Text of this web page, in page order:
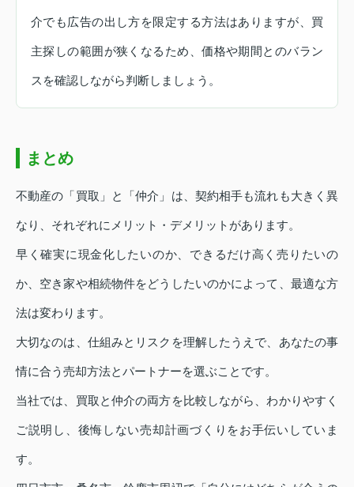
介でも広告の出し方を限定する方法はありますが、買
主探しの範囲が狭くなるため、価格や期間とのバラン
スを確認しながら判断しましょう。
まとめ
不動産の「買取」と「仲介」は、契約相手も流れも大きく異
なり、それぞれにメリット・デメリットがあります。
早く確実に現金化したいのか、できるだけ高く売りたいの
か、空き家や相続物件をどうしたいのかによって、最適な方
法は変わります。
大切なのは、仕組みとリスクを理解したうえで、あなたの事
情に合う売却方法とパートナーを選ぶことです。
当社では、買取と仲介の両方を比較しながら、わかりやすく
ご説明し、後悔しない売却計画づくりをお手伝いしていま
す。